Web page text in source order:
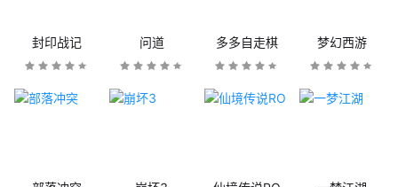
封印战记 问道 多多自走棋 梦幻西游